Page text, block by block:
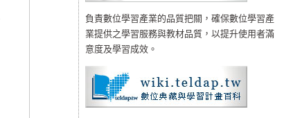
負責數位學習產業的品質把關，確保數位學習產
業提供之學習服務與教材品質，以提升使用者滿
意度及學習成效。